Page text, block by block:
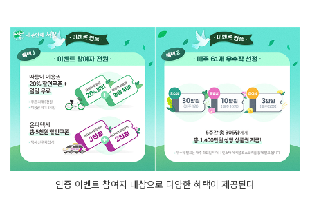
인증 이벤트 참여자 대상으로 다양한 혜택이 제공된다